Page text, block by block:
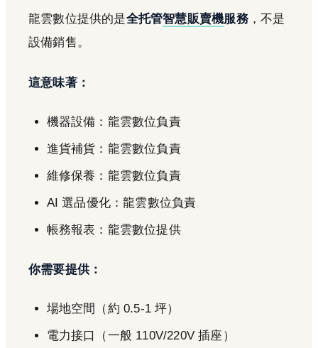
龍雲數位提供的是全托管智慧販賣機服務，不是
設備銷售。
這意味著：
機器設備：龍雲數位負責
進貨補貨：龍雲數位負責
維修保養：龍雲數位負責
AI 選品優化：龍雲數位負責
帳務報表：龍雲數位提供
你需要提供：
場地空間（約 0.5-1 坪）
電力接口（一般 110V/220V 插座）